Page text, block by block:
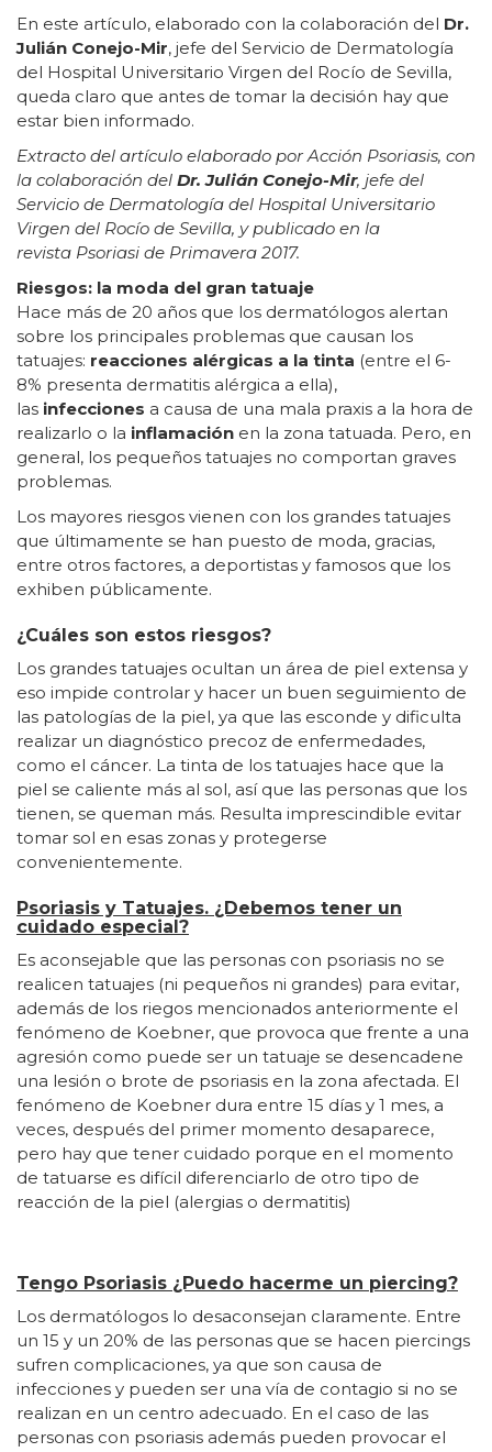
En este artículo, elaborado con la colaboración del Dr.
Julián Conejo-Mir, jefe del Servicio de Dermatología
del Hospital Universitario Virgen del Rocío de Sevilla,
queda claro que antes de tomar la decisión hay que
estar bien informado.
Extracto del artículo elaborado por Acción Psoriasis, con
la colaboración del Dr. Julián Conejo-Mir, jefe del
Servicio de Dermatología del Hospital Universitario
Virgen del Rocío de Sevilla, y publicado en la
revista Psoriasi de Primavera 2017.
Riesgos: la moda del gran tatuaje
Hace más de 20 años que los dermatólogos alertan
sobre los principales problemas que causan los
tatuajes: reacciones alérgicas a la tinta (entre el 6-
8% presenta dermatitis alérgica a ella),
las infecciones a causa de una mala praxis a la hora de
realizarlo o la inflamación en la zona tatuada. Pero, en
general, los pequeños tatuajes no comportan graves
problemas.
Los mayores riesgos vienen con los grandes tatuajes
que últimamente se han puesto de moda, gracias,
entre otros factores, a deportistas y famosos que los
exhiben públicamente.
¿Cuáles son estos riesgos?
Los grandes tatuajes ocultan un área de piel extensa y
eso impide controlar y hacer un buen seguimiento de
las patologías de la piel, ya que las esconde y dificulta
realizar un diagnóstico precoz de enfermedades,
como el cáncer. La tinta de los tatuajes hace que la
piel se caliente más al sol, así que las personas que los
tienen, se queman más. Resulta imprescindible evitar
tomar sol en esas zonas y protegerse
convenientemente.
Psoriasis y Tatuajes. ¿Debemos tener un
cuidado especial?
Es aconsejable que las personas con psoriasis no se
realicen tatuajes (ni pequeños ni grandes) para evitar,
además de los riegos mencionados anteriormente el
fenómeno de Koebner, que provoca que frente a una
agresión como puede ser un tatuaje se desencadene
una lesión o brote de psoriasis en la zona afectada. El
fenómeno de Koebner dura entre 15 días y 1 mes, a
veces, después del primer momento desaparece,
pero hay que tener cuidado porque en el momento
de tatuarse es difícil diferenciarlo de otro tipo de
reacción de la piel (alergias o dermatitis)
Tengo Psoriasis ¿Puedo hacerme un piercing?
Los dermatólogos lo desaconsejan claramente. Entre
un 15 y un 20% de las personas que se hacen piercings
sufren complicaciones, ya que son causa de
infecciones y pueden ser una vía de contagio si no se
realizan en un centro adecuado. En el caso de las
personas con psoriasis además pueden provocar el